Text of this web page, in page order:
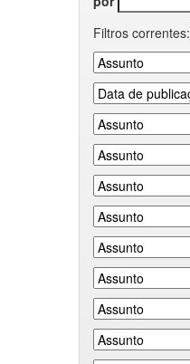
Filtros correntes: